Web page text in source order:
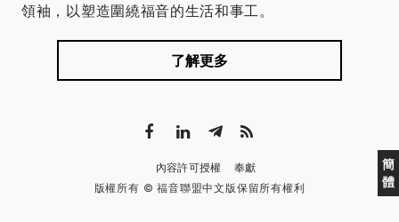
簡
體
領袖，以塑造圍繞福音的生活和事工。
了解更多
內容許可授權
奉獻
版權所有 © 福音聯盟中文版保留所有權利